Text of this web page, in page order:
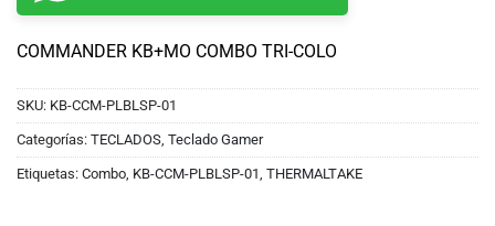
COMMANDER KB+MO COMBO TRI-COLO
SKU: KB-CCM-PLBLSP-01
Categorías: TECLADOS, Teclado Gamer
Etiquetas: Combo, KB-CCM-PLBLSP-01, THERMALTAKE